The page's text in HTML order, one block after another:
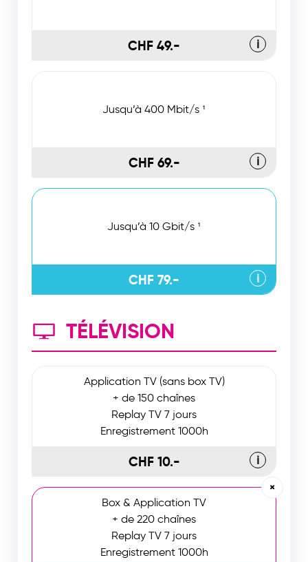
CHF 49.- ℹ
Jusqu’à 400 Mbit/s ¹
CHF 69.- ℹ
Jusqu’à 10 Gbit/s ¹
CHF 79.- ℹ
TÉLÉVISION
Application TV (sans box TV)
+ de 150 chaînes
Replay TV 7 jours
Enregistrement 1000h
CHF 10.- ℹ
Box & Application TV
+ de 220 chaînes
Replay TV 7 jours
Enregistrement 1000h
×